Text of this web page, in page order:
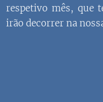
respetivo mês, que
irão decorrer na